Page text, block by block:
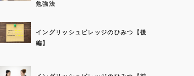
勉強法
イングリッシュビレッジのひみつ【後
編】